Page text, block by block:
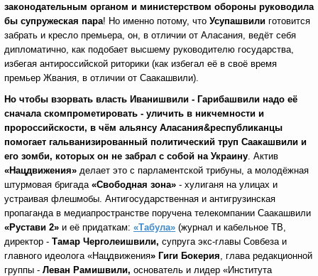
законодательным органом и министерством обороны руководила
бы супружеская пара! Но именно потому, что Усупашвили готовится
забрать и кресло премьера, он, в отличии от Аласания, ведёт себя
дипломатично, как подобает высшему руководителю государства,
избегая антироссийской риторики (как избегал её в своё время
премьер Жвания, в отличии от Саакашвили).
Но чтобы взорвать власть Иванишвили - Гарибашвили надо её
сначала скомпрометировать - уличить в никчемности и
пророссийскости, в чём альянсу Аласания&республиканцы
помогает гальванизированный политический труп Саакашвили и
его зомби, которых он не забрал с собой на Украину. Актив
«Нацдвижения» делает это с парламентской трибуны, а молодёжная
штурмовая бригада «Свободная зона» - хулиганя на улицах и
устраивая флешмобы. Антигосударственная и антигрузинская
пропаганда в медиапространстве поручена телекомпании Саакашвили
«Рустави 2» и её придаткам: «Табула» (журнал и кабельное ТВ,
директор - Тамар Черголеишвили, супруга экс-главы Совбеза и
главного идеолога «Нацдвижения» Гиги Бокерия, глава редакционной
группы - Леван Рамишвили, основатель и лидер «Института